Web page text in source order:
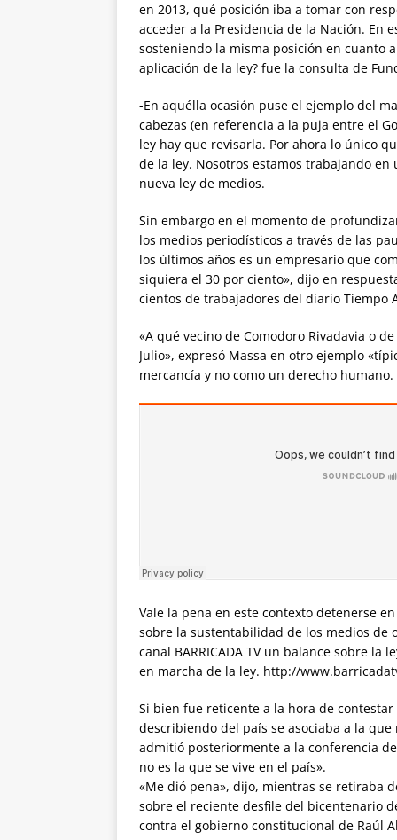
en 2013, qué posición iba a tomar con
acceder a la Presidencia de la Nación. En
sosteniendo la misma posición en cuanto
aplicación de la ley? fue la consulta de
-En aquélla ocasión puse el ejemplo del
cabezas (en referencia a la puja entre el
ley hay que revisarla. Por ahora lo único
de la ley. Nosotros estamos trabajando
nueva ley de medios.
Sin embargo en el momento de
los medios periodísticos a través de las
los últimos años es un empresario que
siquiera el 30 por ciento», dijo en
cientos de trabajadores del diario Tiempo
«A qué vecino de Comodoro Rivadavia o
Julio», expresó Massa en otro ejemplo
mercancía y no como un derecho humano.
Vale la pena en este contexto detenerse
sobre la sustentabilidad de los medios de
canal BARRICADA TV un balance sobre la
en marcha de la ley. http://
Si bien fue reticente a la hora de
describiendo del país se asociaba a la
admitió posteriormente a la conferencia
no es la que se vive en el país».
«Me dió pena», dijo, mientras se retiraba
sobre el reciente desfile del bicentenario
contra el gobierno constitucional de Raúl